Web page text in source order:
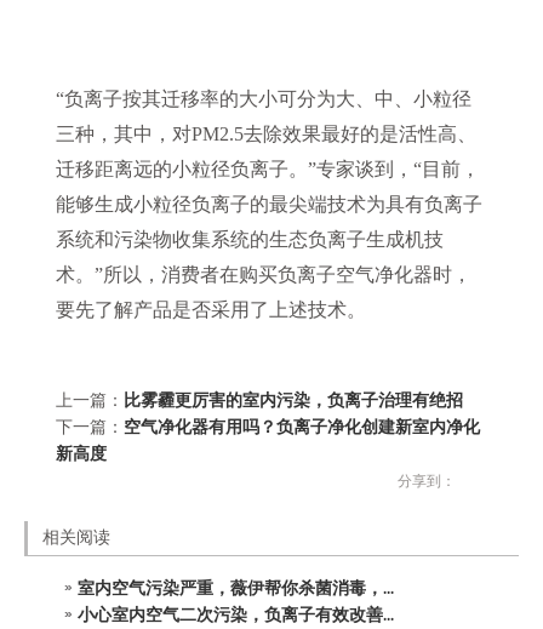
“负离子按其迁移率的大小可分为大、中、小粒径
三种，其中，对PM2.5去除效果最好的是活性高、
迁移距离远的小粒径负离子。”专家谈到，“目前，
能够生成小粒径负离子的最尖端技术为具有负离子
系统和污染物收集系统的生态负离子生成机技
术。”所以，消费者在购买负离子空气净化器时，
要先了解产品是否采用了上述技术。
上一篇： 比雾霾更厉害的室内污染，负离子治理有绝招
下一篇： 空气净化器有用吗？负离子净化创建新室内净化
新高度
分享到：
相关阅读
室内空气污染严重，薇伊帮你杀菌消毒，...
小心室内空气二次污染，负离子有效改善...